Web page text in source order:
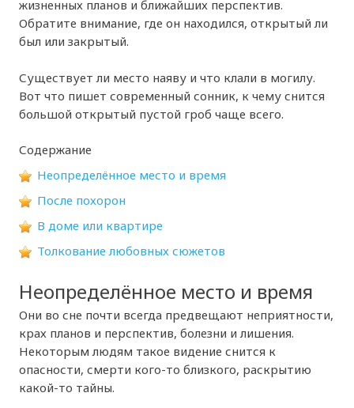
жизненных планов и ближайших перспектив.
Обратите внимание, где он находился, открытый ли
был или закрытый.
Существует ли место наяву и что клали в могилу.
Вот что пишет современный сонник, к чему снится
большой открытый пустой гроб чаще всего.
Содержание
Неопределённое место и время
После похорон
В доме или квартире
Толкование любовных сюжетов
Неопределённое место и время
Они во сне почти всегда предвещают неприятности,
крах планов и перспектив, болезни и лишения.
Некоторым людям такое видение снится к
опасности, смерти кого-то близкого, раскрытию
какой-то тайны.